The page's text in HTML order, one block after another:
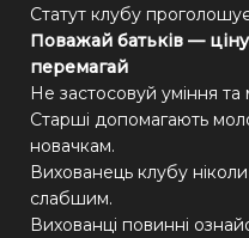
Статут клубу
Поважай батьків —
перемагай
Не застосовуй уміння
Старші допомагають
новачкам.
Вихованець клубу
слабшим.
Вихованці повинні